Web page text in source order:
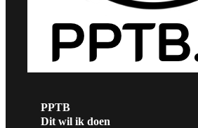
PPTB
Dit wil ik doen